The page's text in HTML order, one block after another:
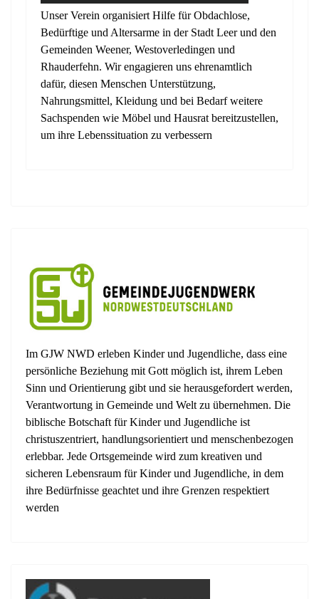
Unser Verein organisiert Hilfe für Obdachlose,
Bedürftige und Altersarme in der Stadt Leer und den
Gemeinden Weener, Westoverledingen und
Rhauderfehn. Wir engagieren uns ehrenamtlich
dafür, diesen Menschen Unterstützung,
Nahrungsmittel, Kleidung und bei Bedarf weitere
Sachspenden wie Möbel und Hausrat bereitzustellen,
um ihre Lebenssituation zu verbessern
Im GJW NWD erleben Kinder und Jugendliche, dass eine
persönliche Beziehung mit Gott möglich ist, ihrem Leben
Sinn und Orientierung gibt und sie herausgefordert werden,
Verantwortung in Gemeinde und Welt zu übernehmen. Die
biblische Botschaft für Kinder und Jugendliche ist
christuszentriert, handlungsorientiert und menschenbezogen
erlebbar. Jede Ortsgemeinde wird zum kreativen und
sicheren Lebensraum für Kinder und Jugendliche, in dem
ihre Bedürfnisse geachtet und ihre Grenzen respektiert
werden